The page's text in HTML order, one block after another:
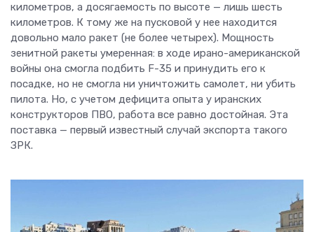
километров, а досягаемость по высоте — лишь шесть
километров. К тому же на пусковой у нее находится
довольно мало ракет (не более четырех). Мощность
зенитной ракеты умеренная: в ходе ирано-американской
войны она смогла подбить F-35 и принудить его к
посадке, но не смогла ни уничтожить самолет, ни убить
пилота. Но, с учетом дефицита опыта у иранских
конструкторов ПВО, работа все равно достойная. Эта
поставка — первый известный случай экспорта такого
ЗРК.